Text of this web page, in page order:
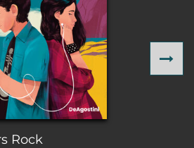
Rock